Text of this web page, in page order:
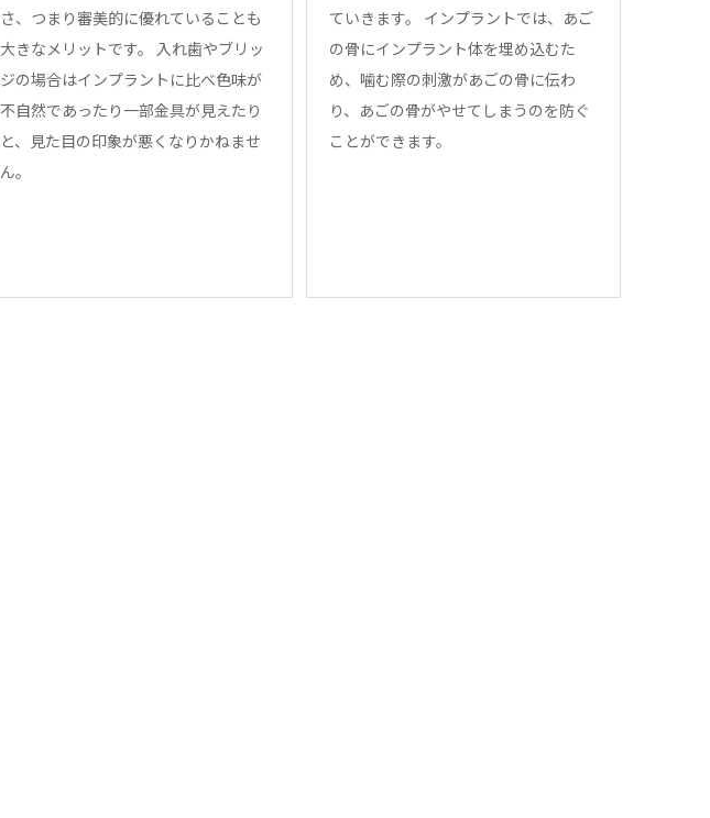
さ、つまり審美的に優れていることも
大きなメリットです。 入れ歯やブリッ
ジの場合はインプラントに比べ色味が
不自然であったり一部金具が見えたり
と、見た目の印象が悪くなりかねませ
ん。
ていきます。 インプラントでは、あご
の骨にインプラント体を埋め込むた
め、噛む際の刺激があごの骨に伝わ
り、あごの骨がやせてしまうのを防ぐ
ことができます。